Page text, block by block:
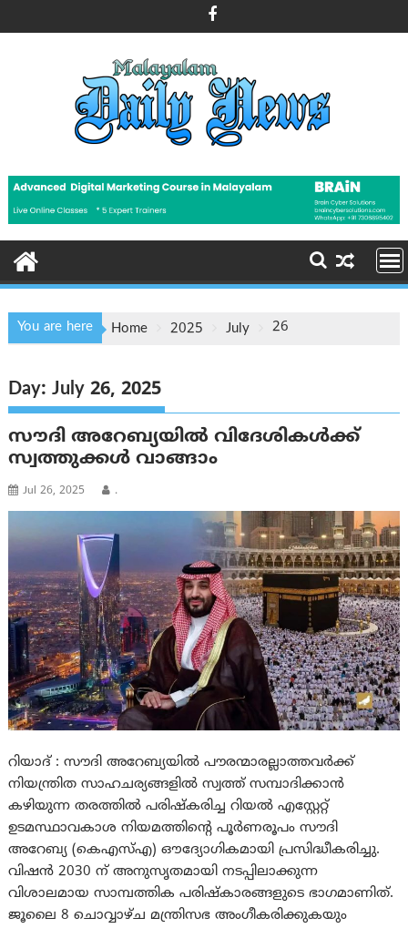
to
You are here Home 2025 July 26
Day:July 26, 2025
സൗദി അറേബ്യയില്‍ വിദേശികൾക്ക്
സ്വത്തുക്കള്‍ വാങ്ങാം
Jul 26, 2025 .
റിയാദ് : സൗദി അറേബ്യയില്‍ പൗരന്മാരല്ലാത്തവര്‍ക്ക്
നിയന്ത്രിത സാഹചര്യങ്ങളിൽ സ്വത്ത് സമ്പാദിക്കാൻ
കഴിയുന്ന തരത്തിൽ പരിഷ്കരിച്ച റിയൽ എസ്റ്റേറ്റ്
ഉടമസ്ഥാവകാശ നിയമത്തിന്റെ പൂർണരൂപം സൗദി
അറേബ്യ (കെഎസ്എ) ഔദ്യോഗികമായി പ്രസിദ്ധീകരിച്ചു.
വിഷൻ 2030 ന് അനുസൃതമായി നടപ്പിലാക്കുന്ന
വിശാലമായ സാമ്പത്തിക പരിഷ്കാരങ്ങളുടെ ഭാഗമാണിത്.
ജൂലൈ 8 ചൊവ്വാഴ്ച മന്ത്രിസഭ അംഗീകരിക്കുകയും